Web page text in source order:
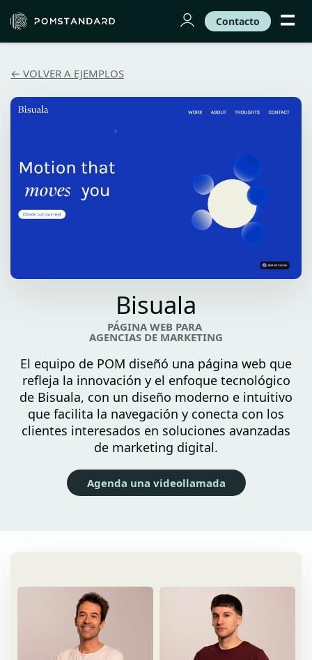
Contacto
← VOLVER A EJEMPLOS
Bisuala
PÁGINA WEB PARA
AGENCIAS DE MARKETING
El equipo de POM diseñó una página web que
refleja la innovación y el enfoque tecnológico
de Bisuala, con un diseño moderno e intuitivo
que facilita la navegación y conecta con los
clientes interesados en soluciones avanzadas
de marketing digital.
Agenda una videollamada